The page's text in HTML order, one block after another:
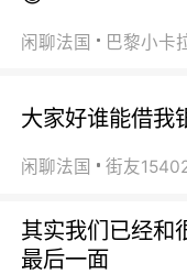
闲聊法国
大家好谁能借我
闲聊法国
其实我们已经和
最后一面